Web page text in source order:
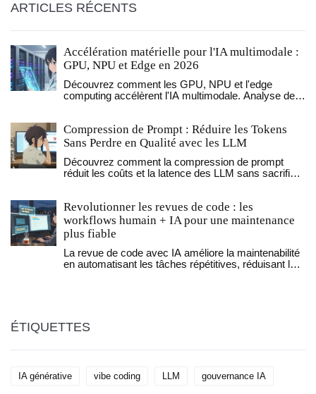
ARTICLES RÉCENTS
Accélération matérielle pour l'IA multimodale :
GPU, NPU et Edge en 2026
Découvrez comment les GPU, NPU et l'edge
computing accélèrent l'IA multimodale. Analyse des
Compression de Prompt : Réduire les Tokens
Sans Perdre en Qualité avec les LLM
Découvrez comment la compression de prompt
réduit les coûts et la latence des LLM sans sacrifier
Revolutionner les revues de code : les
workflows humain + IA pour une maintenance
plus fiable
La revue de code avec IA améliore la maintenabilité
en automatisant les tâches répétitives, réduisant les
ÉTIQUETTES
IA générative vibe coding LLM gouvernance IA